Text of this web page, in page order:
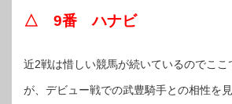
△ 9番 ハナビ
近2戦は惜しい競馬が続いているのでここ
が、デビュー戦での武豊騎手との相性を